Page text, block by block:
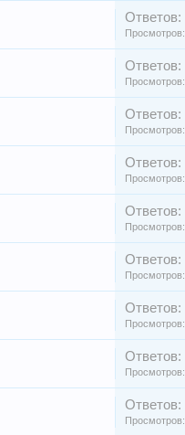
Ответов:
Просмотров:
Ответов:
Просмотров:
Ответов:
Просмотров:
Ответов:
Просмотров:
Ответов:
Просмотров:
Ответов:
Просмотров:
Ответов:
Просмотров:
Ответов:
Просмотров:
Ответов:
Просмотров: